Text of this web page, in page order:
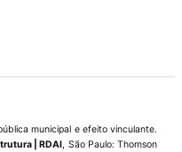
municipal e efeito vinculante.
| RDAI, São Paulo: Thomson